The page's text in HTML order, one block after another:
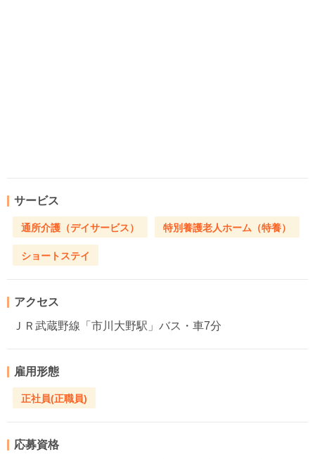
サービス
通所介護（デイサービス） 特別養護老人ホーム（特養）
ショートステイ
アクセス
ＪＲ武蔵野線「市川大野駅」バス・車7分
雇用形態
正社員(正職員)
応募資格